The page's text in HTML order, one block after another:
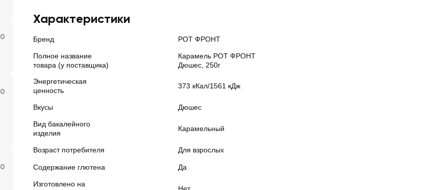
Характеристики
Бренд РОТ ФРОНТ
Полное название
товара (у поставщика)
Карамель РОТ ФРОНТ
Дюшес, 250г
Энергетическая
ценность
373 кКал/1561 кДж
Вкусы Дюшес
Вид бакалейного
изделия
Карамельный
Возраст потребителя Для взрослых
Содержание глютена Да
Изготовлено на
0
0
0